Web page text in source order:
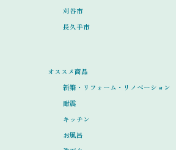
刈谷市
長久手市
オススメ商品
新築・リフォーム・リノベーション
耐震
キッチン
お風呂